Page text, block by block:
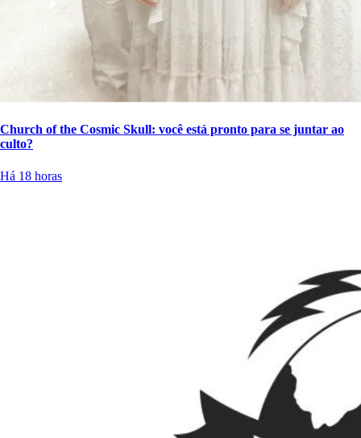
Church of the Cosmic Skull: você está pronto para se juntar ao
culto?
Há 18 horas